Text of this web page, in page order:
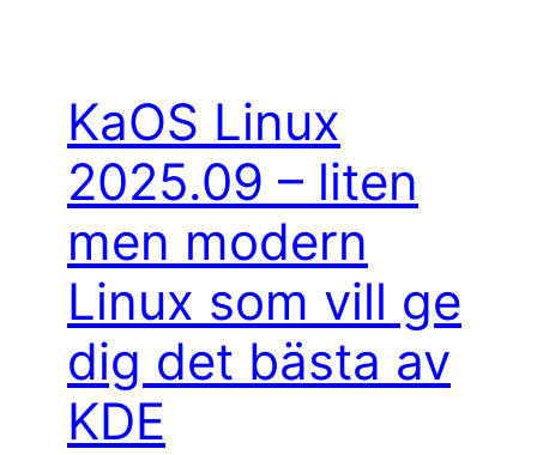
KaOS Linux
2025.09 – liten
men modern
Linux som vill ge
dig det bästa av
KDE